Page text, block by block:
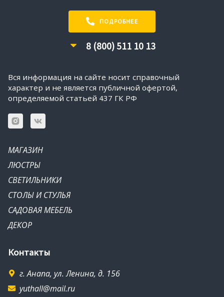
ПОДРОБНЕЕ
8 (800) 511 10 13
Вся информация на сайте носит справочный
характер и не является публичной офертой,
определяемой статьей 437 ГК РФ
МАГАЗИН
ЛЮСТРЫ
СВЕТИЛЬНИКИ
СТОЛЫ И СТУЛЬЯ
САДОВАЯ МЕБЕЛЬ
ДЕКОР
Контакты
г. Анапа, ул. Ленина, д. 156
yuthall@mail.ru